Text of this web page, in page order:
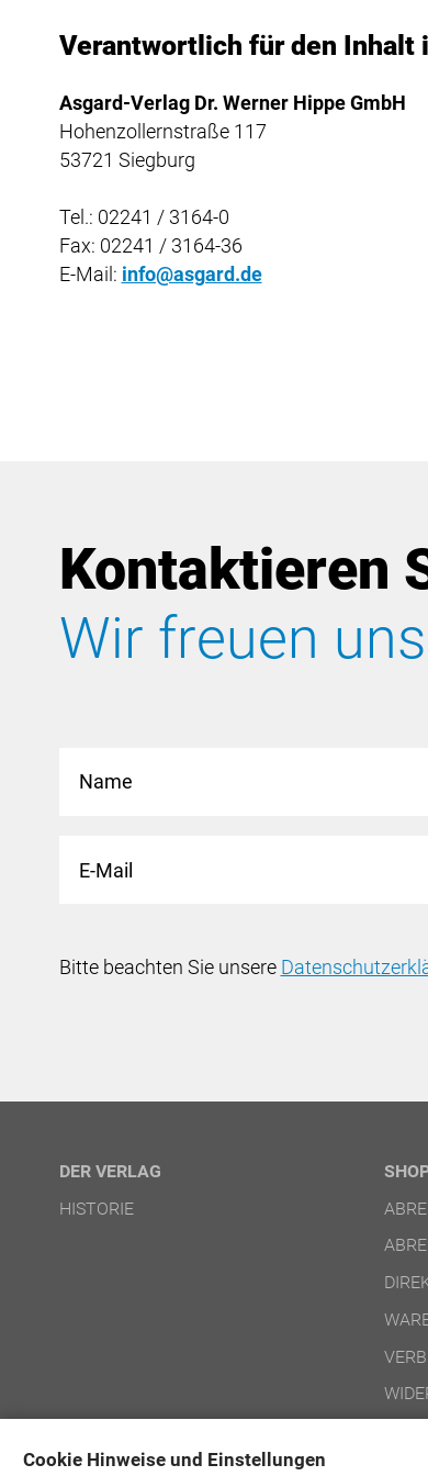
Cookie Hinweise und Einstellungen
Verantwortlich für den Inhalt
Asgard-Verlag Dr. Werner Hippe GmbH
Hohenzollernstraße 117
53721 Siegburg
Tel.: 02241 / 3164-0
Fax: 02241 / 3164-36
E-Mail: info@asgard.de
Kontaktieren
Wir freuen
Bitte beachten Sie unsere
DER VERLAG
HISTORIE